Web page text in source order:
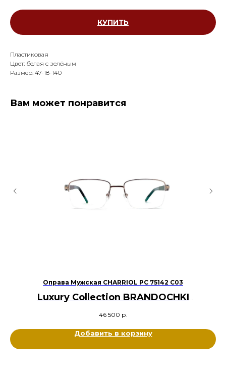
КУПИТЬ
Пластиковая
Цвет: белая с зелёным
Размер: 47-18-140
Вам может понравится
Оправа Мужская CHARRIOL PC 75142 C03
Luxury Collection BRANDOCHKI
Металл, Дерево, Ацетат
Размер: 56-19-145
46 500 р.
Добавить в корзину